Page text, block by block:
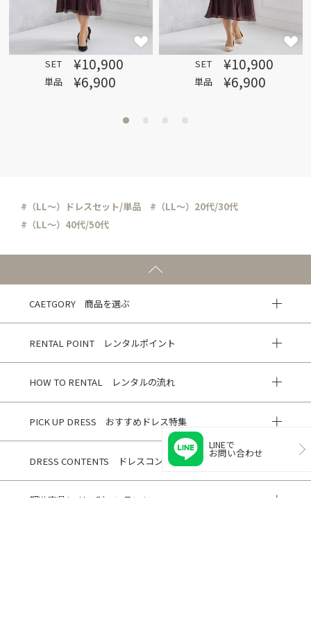
SET ¥10,900
単品 ¥6,900
SET ¥10,900
単品 ¥6,900
#（LL～）ドレスセット/単品
#（LL～）20代/30代
#（LL～）40代/50代
CAETGORY 商品を選ぶ
RENTAL POINT レンタルポイント
HOW TO RENTAL レンタルの流れ
PICK UP DRESS おすすめドレス特集
DRESS CONTENTS ドレスコンテンツ
都道府県/エリア別コンテンツ
LINEで
お問い合わせ